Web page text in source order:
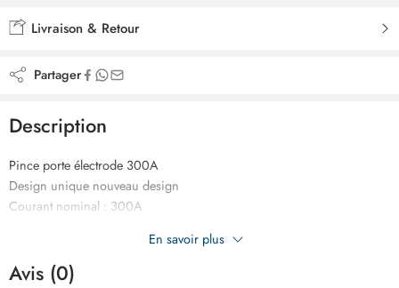
Livraison & Retour
Partager
Description
Pince porte électrode 300A
Design unique nouveau design
Courant nominal : 300A
Emballé dans une boite en carton
En savoir plus
Avis (0)